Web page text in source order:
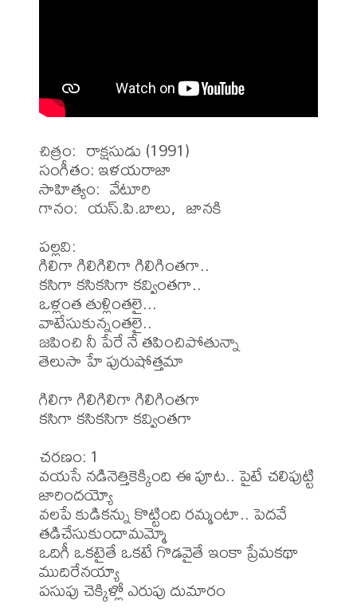
చిత్రం:  రాక్షసుడు (1991)
సంగీతం: ఇళయరాజా
సాహిత్యం:  వేటూరి
గానం:  యస్.పి.బాలు,  జానకి
పల్లవి:
గిలిగా గిలిగిలిగా గిలిగింతగా..
కసిగా కసికసిగా కవ్వింతగా..
ఒళ్లంత తుళ్లింతలై...
వాటేసుకున్నంతలై..
జపించి నీ పేరే నే తపించిపోతున్నా
తెలుసా హే పురుషోత్తమా
గిలిగా గిలిగిలిగా గిలిగింతగా
కసిగా కసికసిగా కవ్వింతగా
చరణం: 1
వయసే నడినెత్తికెక్కింది ఈ పూట.. పైటే చలిపుట్టి
జారిందయ్యో
వలపే కుడికన్ను కొట్టింది రమ్మంటా.. పెదవే
తడిచేసుకుందామమ్మో
ఒదిగీ ఒకటైతే ఒకటే గొడవైతే ఇంకా ప్రేమకథా
ముదిరేనయ్యా
పసుపు చెక్కిళ్లో ఎరుపు దుమారం